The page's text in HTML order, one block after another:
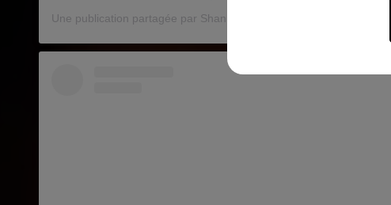
Une publication partagée par Shannon Campbell (@shancamp)